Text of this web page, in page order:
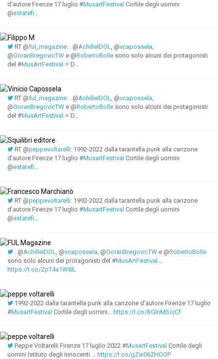
d’autore Firenze 17 luglio #MusartFestival Cortile degli uomini
@estatefi…
RT @ful_magazine: . @AchilleIDOL, @vcapossela,
@GoranBregovicTW e @RobertoBolle sono solo alcuni dei protagonisti
del #MusArtFestival ⭐ D…
RT @ful_magazine: . @AchilleIDOL, @vcapossela,
@GoranBregovicTW e @RobertoBolle sono solo alcuni dei protagonisti
del #MusArtFestival ⭐ D…
RT @peppevoltarelli: 1992-2022 dalla tarantella punk alla canzone
d’autore Firenze 17 luglio #MusartFestival Cortile degli uomini
@estatefi…
RT @peppevoltarelli: 1992-2022 dalla tarantella punk alla canzone
d’autore Firenze 17 luglio #MusartFestival Cortile degli uomini
@estatefi…
. @AchilleIDOL, @vcapossela, @GoranBregovicTW e @RobertoBolle
sono solo alcuni dei protagonisti del #MusArtFestival …
https://t.co/ZpT4a1W6lL
1992-2022 dalla tarantella punk alla canzone d’autore Firenze 17 luglio
#MusartFestival Cortile degli uomini… https://t.co/BGlnMSojCf
Peppe Voltarelli Firenze 17 luglio 2022 #MusartFestival Cortile degli
uomini Istituto degli innocenti ⁦… https://t.co/gZw06ZHOOP